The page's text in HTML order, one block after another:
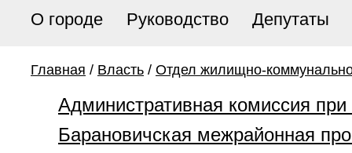
О городе Руководство Депутаты
Главная / Власть / Отдел жилищно-
Административная комиссия
Барановичская межрайонная